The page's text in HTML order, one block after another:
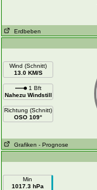
Erdbeben
Wind (Schnitt)
13.0 KM/S
1 Bft
Nahezu Windstill
Richtung (Schnitt)
OSO 109°
Grafiken - Prognose
Min
1017.3 hPa